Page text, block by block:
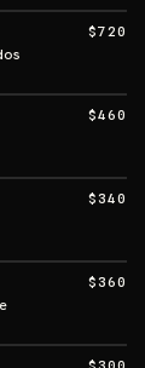
$720
$460
$340
$360